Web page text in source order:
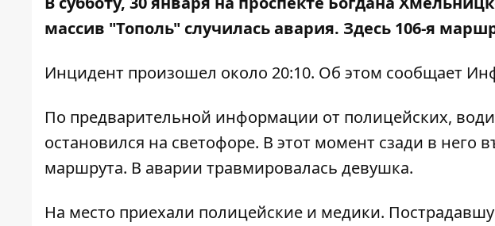
массив "Тополь" случилась авария. Здесь 106-я
Инцидент произошел около 20:10. Об этом сообщает
По предварительной информации от полицейских,
остановился на светофоре. В этот момент сзади в него
маршрута. В аварии травмировалась девушка.
На место приехали полицейские и медики.